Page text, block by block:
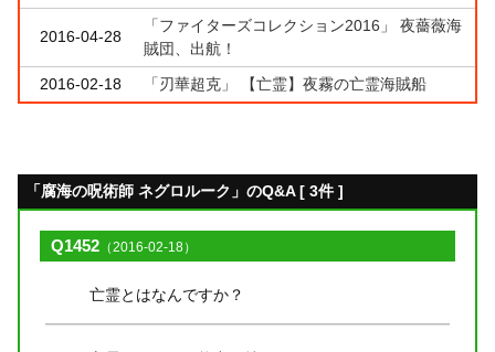
2016-04-28
「ファイターズコレクション2016」 夜薔薇海
賊団、出航！
2016-02-18
「刃華超克」 【亡霊】夜霧の亡霊海賊船
「腐海の呪術師 ネグロルーク」のQ&A [ 3件 ]
Q1452 （2016-02-18）
亡霊とはなんですか？